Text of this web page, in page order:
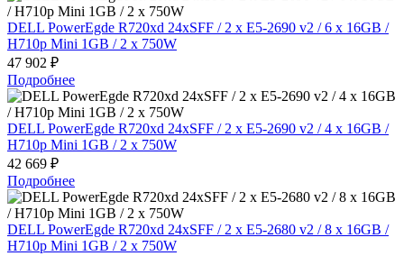
DELL PowerEgde R720xd 24xSFF / 2 x E5-2690 v2 / 6 x 16GB /
H710p Mini 1GB / 2 x 750W
47 902 ₽
Подробнее
DELL PowerEgde R720xd 24xSFF / 2 x E5-2690 v2 / 4 x 16GB /
H710p Mini 1GB / 2 x 750W
42 669 ₽
Подробнее
DELL PowerEgde R720xd 24xSFF / 2 x E5-2680 v2 / 8 x 16GB /
H710p Mini 1GB / 2 x 750W